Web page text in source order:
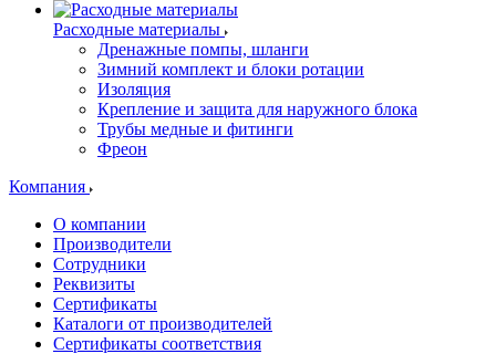
Расходные материалы
Дренажные помпы, шланги
Зимний комплект и блоки ротации
Изоляция
Крепление и защита для наружного блока
Трубы медные и фитинги
Фреон
Компания
О компании
Производители
Сотрудники
Реквизиты
Сертификаты
Каталоги от производителей
Сертификаты соответствия